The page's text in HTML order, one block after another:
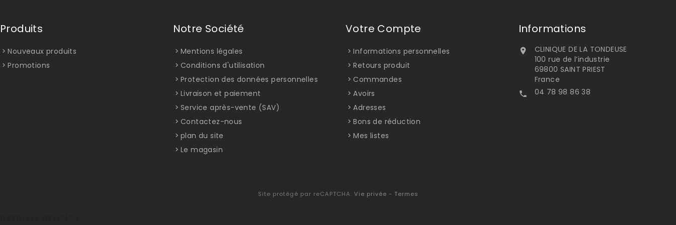
Produits
Nouveaux produits
Promotions
Notre Société
Mentions légales
Conditions d'utilisation
Protection des données personnelles
Livraison et paiement
Service après-vente (SAV)
Contactez-nous
plan du site
Le magasin
Votre Compte
Informations personnelles
Retours produit
Commandes
Avoirs
Adresses
Bons de réduction
Mes listes
Informations

CLINIQUE DE LA TONDEUSE
100 rue de l’industrie
69800 SAINT PRIEST
France
 04 78 98 86 38
Site protégé par reCAPTCHA. Vie privée - Termes